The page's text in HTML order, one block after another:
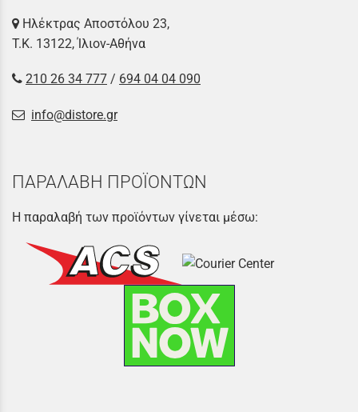
Ηλέκτρας Αποστόλου 23,
Τ.Κ. 13122, Ίλιον-Αθήνα
210 26 34 777 / 694 04 04 090
info@distore.gr
ΠΑΡΑΛΑΒΗ ΠΡΟΪΟΝΤΩΝ
Η παραλαβή των προϊόντων γίνεται μέσω: